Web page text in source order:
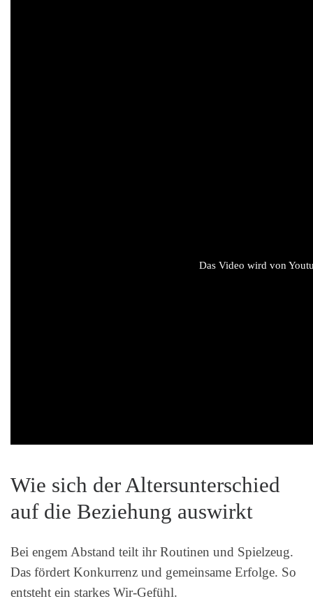
Das Video wird von
Wie sich der Altersunterschied
auf die Beziehung auswirkt
Bei engem Abstand teilt ihr Routinen und Spielzeug.
Das fördert Konkurrenz und gemeinsame Erfolge. So
entsteht ein starkes Wir-Gefühl.